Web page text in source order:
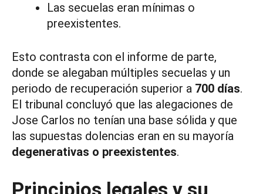
Las secuelas eran mínimas o
preexistentes.
Esto contrasta con el informe de parte,
donde se alegaban múltiples secuelas y un
periodo de recuperación superior a 700 días.
El tribunal concluyó que las alegaciones de
Jose Carlos no tenían una base sólida y que
las supuestas dolencias eran en su mayoría
degenerativas o preexistentes.